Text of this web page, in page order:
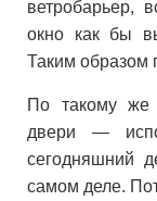
ветробарьер,
окно как бы
Таким образом
По такому же
двери —
сегодняшний
самом деле.